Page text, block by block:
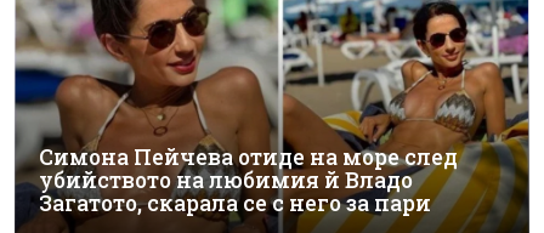
Симона Пейчева отиде на море след
убийството на любимия й Владо
Загатото, скарала се с него за пари